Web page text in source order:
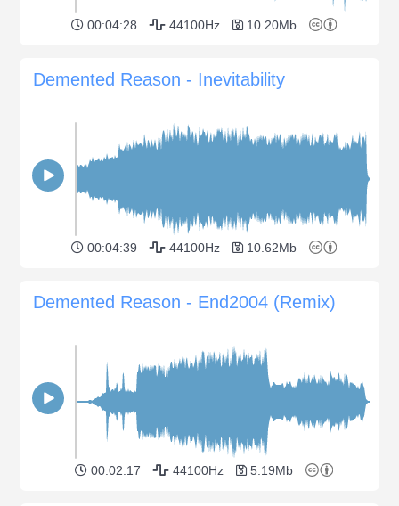
00:04:28 44100Hz 10.20Mb
Demented Reason - Inevitability
00:04:39 44100Hz 10.62Mb
Demented Reason - End2004 (Remix)
00:02:17 44100Hz 5.19Mb